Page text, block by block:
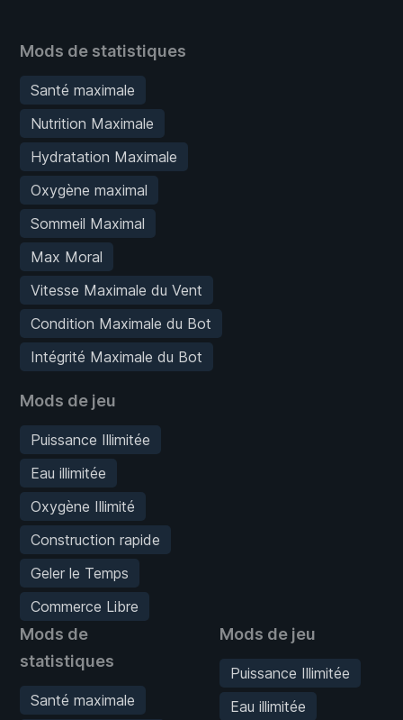
Mods de statistiques
Santé maximale
Nutrition Maximale
Hydratation Maximale
Oxygène maximal
Sommeil Maximal
Max Moral
Vitesse Maximale du Vent
Condition Maximale du Bot
Intégrité Maximale du Bot
Mods de jeu
Puissance Illimitée
Eau illimitée
Oxygène Illimité
Construction rapide
Geler le Temps
Commerce Libre
Mods de
statistiques
Santé maximale
Mods de jeu
Puissance Illimitée
Eau illimitée